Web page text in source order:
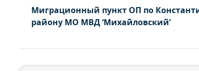
Миграционный пункт ОП по
району МО МВД ‘Михайловский’